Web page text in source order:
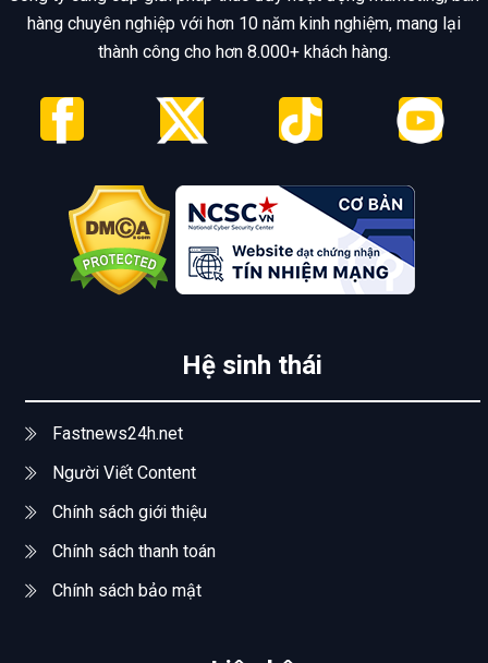
hàng chuyên nghiệp với hơn 10 năm kinh nghiệm, mang lại
thành công cho hơn 8.000+ khách hàng.
Hệ sinh thái
Fastnews24h.net
Người Viết Content
Chính sách giới thiệu
Chính sách thanh toán
Chính sách bảo mật